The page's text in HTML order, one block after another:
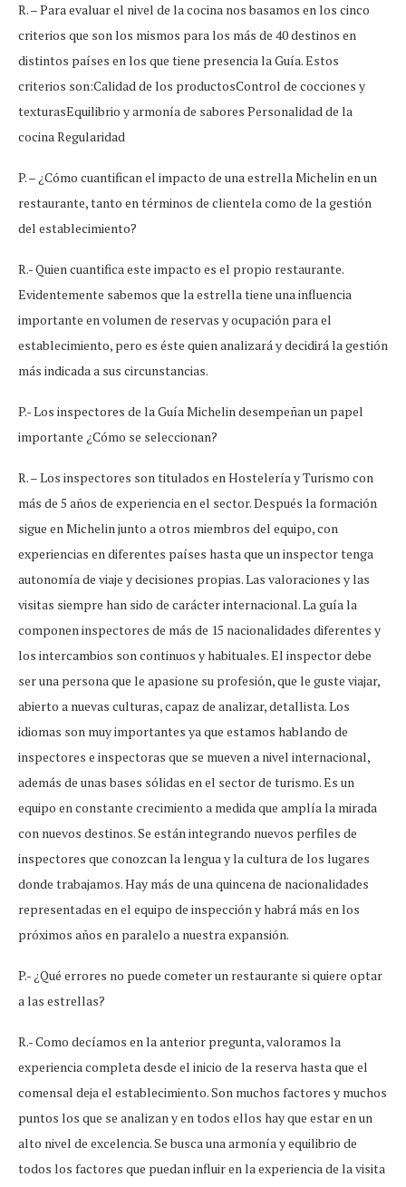
R. – Para evaluar el nivel de la cocina nos basamos en los cinco
criterios que son los mismos para los más de 40 destinos en
distintos países en los que tiene presencia la Guía. Estos
criterios son:Calidad de los productosControl de cocciones y
texturasEquilibrio y armonía de sabores Personalidad de la
cocina Regularidad
P. – ¿Cómo cuantifican el impacto de una estrella Michelin en un
restaurante, tanto en términos de clientela como de la gestión
del establecimiento?
R.- Quien cuantifica este impacto es el propio restaurante.
Evidentemente sabemos que la estrella tiene una influencia
importante en volumen de reservas y ocupación para el
establecimiento, pero es éste quien analizará y decidirá la gestión
más indicada a sus circunstancias.
P.- Los inspectores de la Guía Michelin desempeñan un papel
importante ¿Cómo se seleccionan?
R. – Los inspectores son titulados en Hostelería y Turismo con
más de 5 años de experiencia en el sector. Después la formación
sigue en Michelin junto a otros miembros del equipo, con
experiencias en diferentes países hasta que un inspector tenga
autonomía de viaje y decisiones propias. Las valoraciones y las
visitas siempre han sido de carácter internacional. La guía la
componen inspectores de más de 15 nacionalidades diferentes y
los intercambios son continuos y habituales. El inspector debe
ser una persona que le apasione su profesión, que le guste viajar,
abierto a nuevas culturas, capaz de analizar, detallista. Los
idiomas son muy importantes ya que estamos hablando de
inspectores e inspectoras que se mueven a nivel internacional,
además de unas bases sólidas en el sector de turismo. Es un
equipo en constante crecimiento a medida que amplía la mirada
con nuevos destinos. Se están integrando nuevos perfiles de
inspectores que conozcan la lengua y la cultura de los lugares
donde trabajamos. Hay más de una quincena de nacionalidades
representadas en el equipo de inspección y habrá más en los
próximos años en paralelo a nuestra expansión.
P.- ¿Qué errores no puede cometer un restaurante si quiere optar
a las estrellas?
R.- Como decíamos en la anterior pregunta, valoramos la
experiencia completa desde el inicio de la reserva hasta que el
comensal deja el establecimiento. Son muchos factores y muchos
puntos los que se analizan y en todos ellos hay que estar en un
alto nivel de excelencia. Se busca una armonía y equilibrio de
todos los factores que puedan influir en la experiencia de la visita